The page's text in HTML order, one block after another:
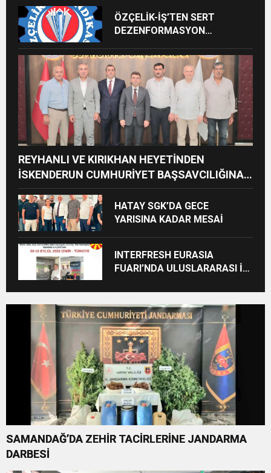
ÖZÇELİK-İŞ’TEN SERT
DEZENFORMASYON
CEZAİ SÜREÇ BAŞLATILDI”
REYHANLI VE KIRIKHAN HEYETİNDEN
İSKENDERUN CUMHURİYET BAŞSAVCILIĞINA
ZİYARET
HATAY SGK’DA GECE
YARISINA KADAR MESAİ
INTERFRESH EURASIA
FUARI’NDA ULUSLARARASI İŞ
BAŞLADI
SAMANDAĞ’DA ZEHİR TACİRLERİNE JANDARMA
DARBESİ